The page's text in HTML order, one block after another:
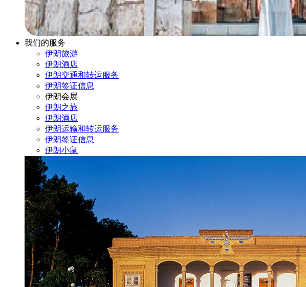
我们的服务
伊朗旅游
伊朗酒店
伊朗交通和转运服务
伊朗签证信息
伊朗会展
伊朗之旅
伊朗酒店
伊朗运输和转运服务
伊朗签证信息
伊朗小鼠